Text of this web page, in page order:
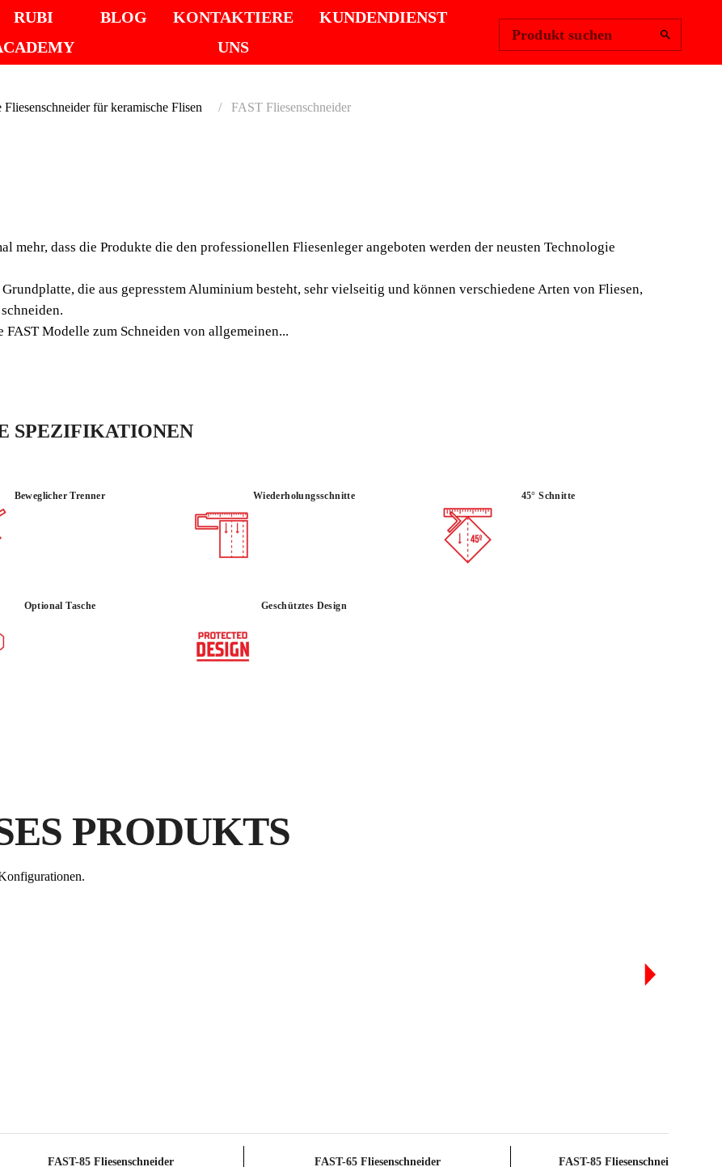
RUBI
BLOG
KONTAKTIERE
UNS
KUNDENDIENST
Produkt suchen
Fliesenschneider für keramische Flisen FAST Fliesenschneider
EINSETZBARES
VERWENDEN :
PROFESSIONELL
VIELSEITIGKEIT
mehr, dass die Produkte die den professionellen Fliesenleger angeboten werden der neusten Technologie
die aus gepresstem Aluminium besteht, sehr vielseitig und können verschiedene Arten von Fliesen,
Modelle zum Schneiden von allgemeinen...
SPEZIFIKATIONEN
Beweglicher Trenner Wiederholungsschnitte 45° Schnitte
Optional Tasche Geschütztes Design
PRODUKTS
FAST-85 Fliesenschneider FAST-65 Fliesenschneider FAST-85 Fliesenschneider +